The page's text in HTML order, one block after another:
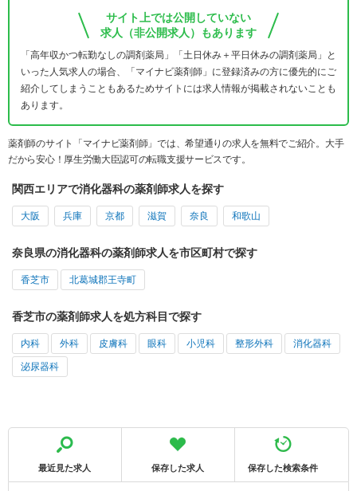
サイト上では公開していない
求人（非公開求人）もあります
「高年収かつ転勤なしの調剤薬局」「土日休み＋平日休みの調剤薬局」と
いった人気求人の場合、「マイナビ薬剤師」に登録済みの方に優先的にご
紹介してしまうこともあるためサイトには求人情報が掲載されないことも
あります。
薬剤師のサイト「マイナビ薬剤師」では、希望通りの求人を無料でご紹介。大手
だから安心！厚生労働大臣認可の転職支援サービスです。
関西エリアで消化器科の薬剤師求人を探す
大阪 兵庫 京都 滋賀 奈良 和歌山
奈良県の消化器科の薬剤師求人を市区町村で探す
香芝市 北葛城郡王寺町
香芝市の薬剤師求人を処方科目で探す
内科 外科 皮膚科 眼科 小児科 整形外科 消化器科
泌尿器科
最近見た求人 保存した求人 保存した検索条件